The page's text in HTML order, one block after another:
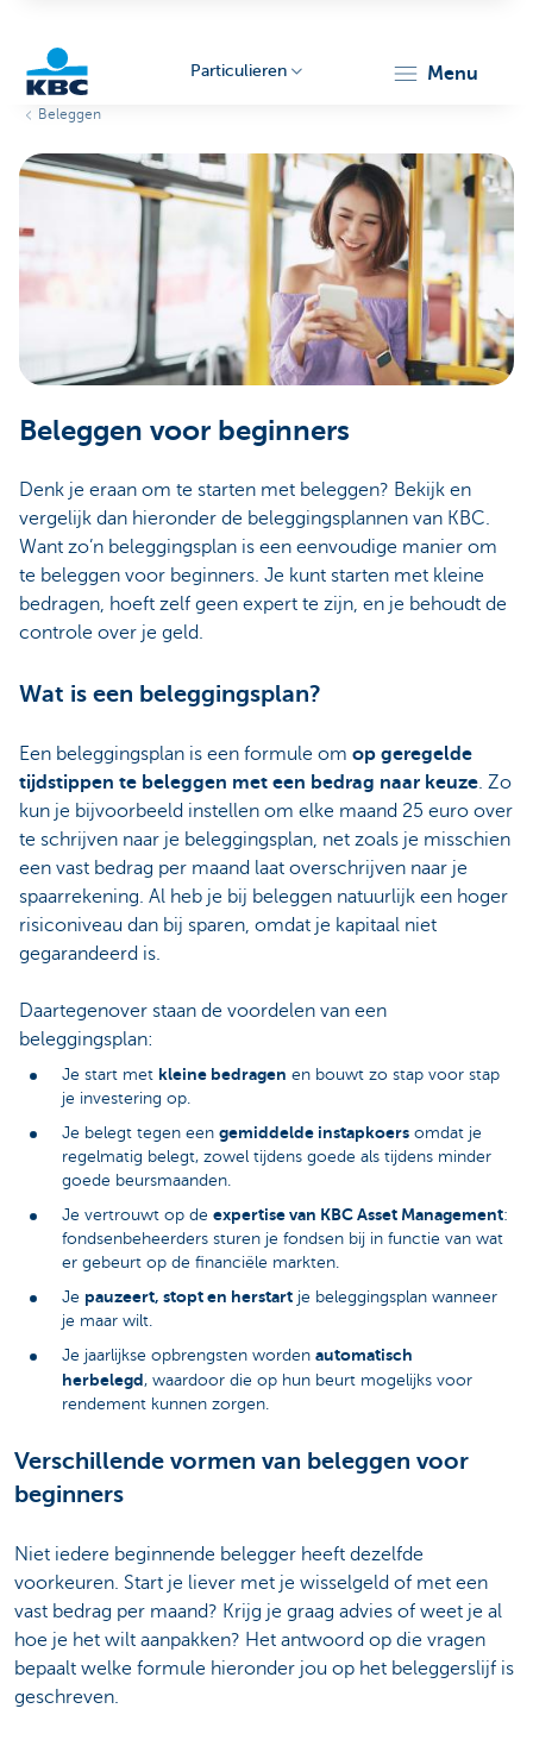
Particulieren menu
Beleggen
Beleggen voor beginners
Denk je eraan om te starten met beleggen? Bekijk en
vergelijk dan hieronder de beleggingsplannen van KBC.
Want zo’n beleggingsplan is een eenvoudige manier om
te beleggen voor beginners. Je kunt starten met kleine
bedragen, hoeft zelf geen expert te zijn, en je behoudt de
controle over je geld.
Wat is een beleggingsplan?
Een beleggingsplan is een formule om op geregelde
tijdstippen te beleggen met een bedrag naar keuze. Zo
kun je bijvoorbeeld instellen om elke maand 25 euro over
te schrijven naar je beleggingsplan, net zoals je misschien
een vast bedrag per maand laat overschrijven naar je
spaarrekening. Al heb je bij beleggen natuurlijk een hoger
risiconiveau dan bij sparen, omdat je kapitaal niet
gegarandeerd is.
Daartegenover staan de voordelen van een
beleggingsplan:
Je start met kleine bedragen en bouwt zo stap voor stap
je investering op.
Je belegt tegen een gemiddelde instapkoers omdat je
regelmatig belegt, zowel tijdens goede als tijdens minder
goede beursmaanden.
Je vertrouwt op de expertise van KBC Asset Management:
fondsenbeheerders sturen je fondsen bij in functie van wat
er gebeurt op de financiële markten.
Je pauzeert, stopt en herstart je beleggingsplan wanneer
je maar wilt.
Je jaarlijkse opbrengsten worden automatisch
herbelegd, waardoor die op hun beurt mogelijks voor
rendement kunnen zorgen.
Verschillende vormen van beleggen voor
beginners
Niet iedere beginnende belegger heeft dezelfde
voorkeuren. Start je liever met je wisselgeld of met een
vast bedrag per maand? Krijg je graag advies of weet je al
hoe je het wilt aanpakken? Het antwoord op die vragen
bepaalt welke formule hieronder jou op het beleggerslijf is
geschreven.